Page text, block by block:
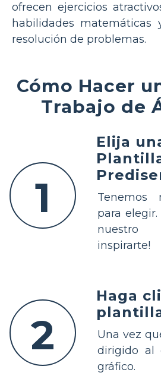
ofrecen ejercicios
habilidades matemáticas
resolución de problemas.
Cómo Hacer
Trabajo de
1
Elija
Tenemos
para elegir.
nuestro
inspirarte!
2
Haga
Una vez
dirigido al
gráfico.